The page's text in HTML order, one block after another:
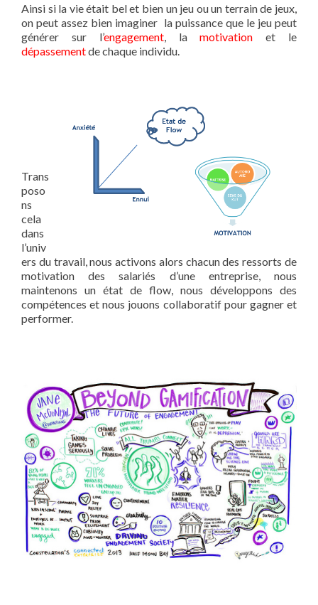
Ainsi si la vie était bel et bien un jeu ou un terrain de jeux,
on peut assez bien imaginer la puissance que le jeu peut
générer sur l’engagement, lamotivation et le
dépassementde chaque individu.
Trans
poso
ns
cela
dans
l’univ
ers du travail, nous activons alors chacun des ressorts de
motivation des salariés d’une entreprise, nous
maintenons un état de flow, nous développons des
compétences et nous jouons collaboratif pour gagner et
performer.